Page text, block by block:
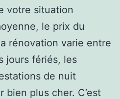
votre situation
le prix du
rénovation varie entre
jours fériés, les
de nuit
plus cher. C’est